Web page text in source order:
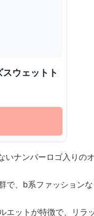
ウェットト
ナンバーロゴ入りの
、b系ファッション
エットが特徴で、リラ